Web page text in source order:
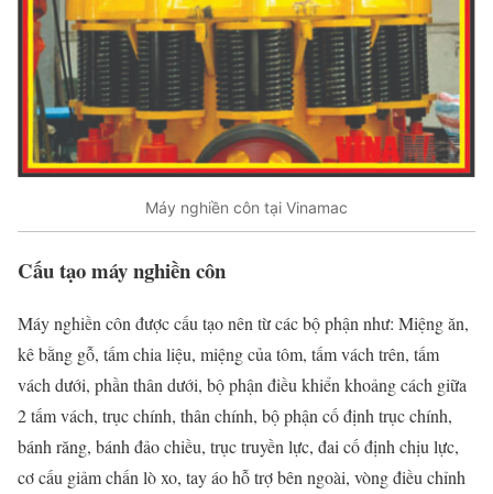
Máy nghiền côn tại Vinamac
Cấu tạo máy nghiền côn
Máy nghiền côn được cấu tạo nên từ các bộ phận như: Miệng ăn,
kê bằng gỗ, tấm chia liệu, miệng của tôm, tấm vách trên, tấm
vách dưới, phần thân dưới, bộ phận điều khiển khoảng cách giữa
2 tấm vách, trục chính, thân chính, bộ phận cố định trục chính,
bánh răng, bánh đảo chiều, trục truyền lực, đai cố định chịu lực,
cơ cấu giảm chấn lò xo, tay áo hỗ trợ bên ngoài, vòng điều chỉnh